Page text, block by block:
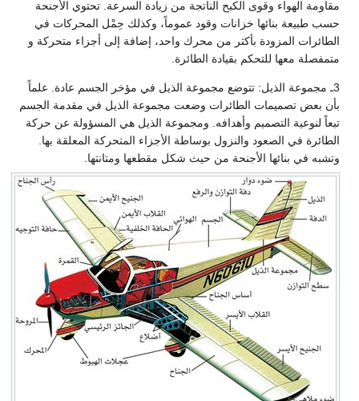
مقاومة الهواء وقوى الكبح الناتجة من زيادة السرعة. تحتوي الأجنحة
حسب طبيعة بنائها خزانات وقود عموماً، وكذلك حِمْل المحركات في
الطائرات المزودة بأكثر من محرك واحد، إضافة إلى أجزاء متحركة و
متمفصلة معها للتحكم بقيادة الطائرة.
3ـ مجموعة الذيل: تتوضع مجموعة الذيل في مؤخر الجسم عادة. علماً
بأن بعض تصميمات الطائرات وضعت مجموعة الذيل في مقدمة الجسم
تبعاً لنوعية التصميم وأهدافه. ومجموعة الذيل هي المسؤولة عن حركة
الطائرة في الصعود والنزول بوساطة الأجزاء المتحركة المعلقة بها.
وتشبه في بنائها الأجنحة من حيث شكل مقطعها ومتانتها.